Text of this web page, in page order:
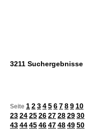
3211 Suchergebnisse
Seite 123456789 10
2324252627282930
4344454647484950